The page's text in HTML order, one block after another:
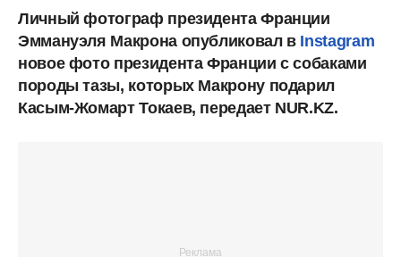
Личный фотограф президента Франции
Эммануэля Макрона опубликовал в Instagram
новое фото президента Франции с собаками
породы тазы, которых Макрону подарил
Касым-Жомарт Токаев, передает NUR.KZ.